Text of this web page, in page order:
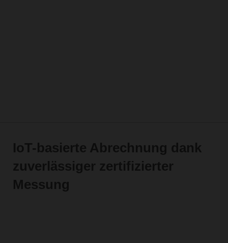
IoT-basierte Abrechnung dank
zuverlässiger zertifizierter
Messung